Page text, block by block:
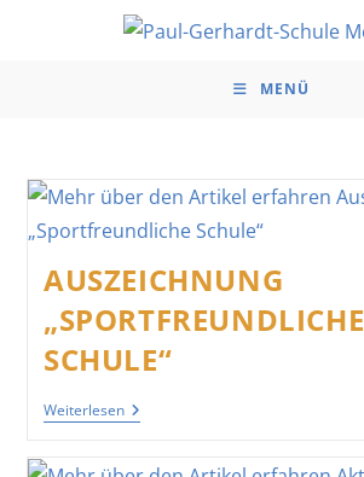
MENÜ
AUSZEICHNUNG
„SPORTFREUNDLICHE
SCHULE“
WeiterlesenAuszeichnung
„Sportfreundliche